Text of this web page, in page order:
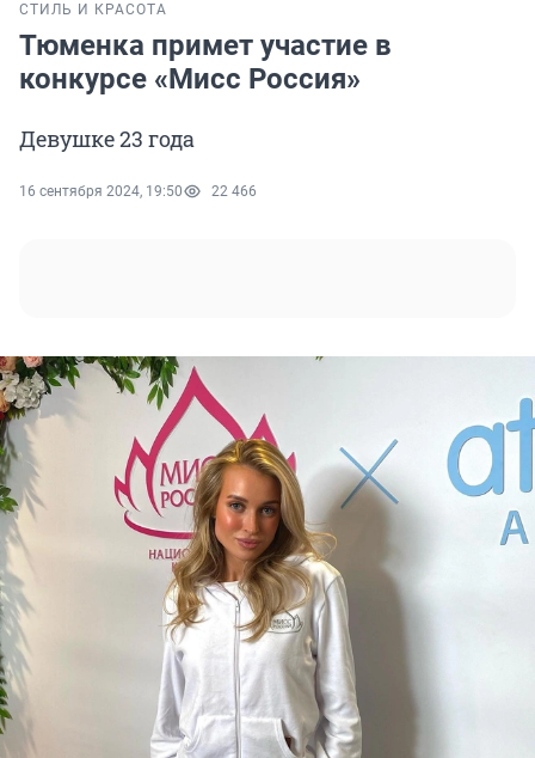
СТИЛЬ И КРАСОТА
Тюменка примет участие в
конкурсе «Мисс Россия»
Девушке 23 года
16 сентября 2024, 19:50 22 466